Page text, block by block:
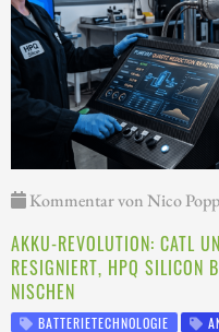
Kommentar von Nico
AKKU-REVOLUTION: CATL
RESIGNIERT, HPQ SILICON
NISCHEN
BATTERIETECHNOLOGIE